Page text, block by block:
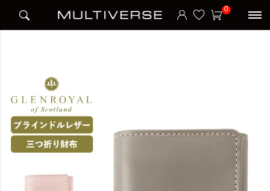
0
TRIFOLD SMALL WALLET W TAB三つ折り財布